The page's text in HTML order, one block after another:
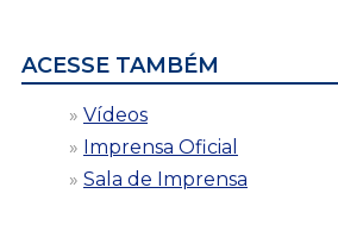
ACESSE TAMBÉM
Vídeos
Imprensa Oficial
Sala de Imprensa